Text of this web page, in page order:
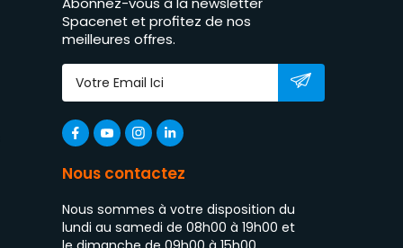
Spacenet et profitez de nos
meilleures offres.
Nous contactez
Nous sommes à votre disposition du
lundi au samedi de 08h00 à 19h00 et